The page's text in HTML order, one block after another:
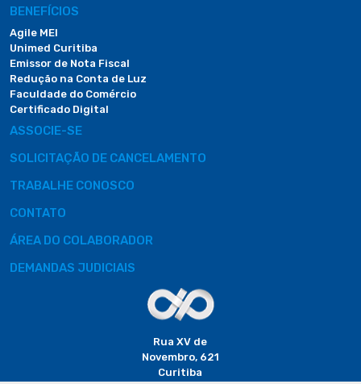
BENEFÍCIOS
Agile MEI
Unimed Curitiba
Emissor de Nota Fiscal
Redução na Conta de Luz
Faculdade do Comércio
Certificado Digital
ASSOCIE-SE
SOLICITAÇÃO DE CANCELAMENTO
TRABALHE CONOSCO
CONTATO
ÁREA DO COLABORADOR
DEMANDAS JUDICIAIS
Rua XV de
Novembro, 621
Curitiba